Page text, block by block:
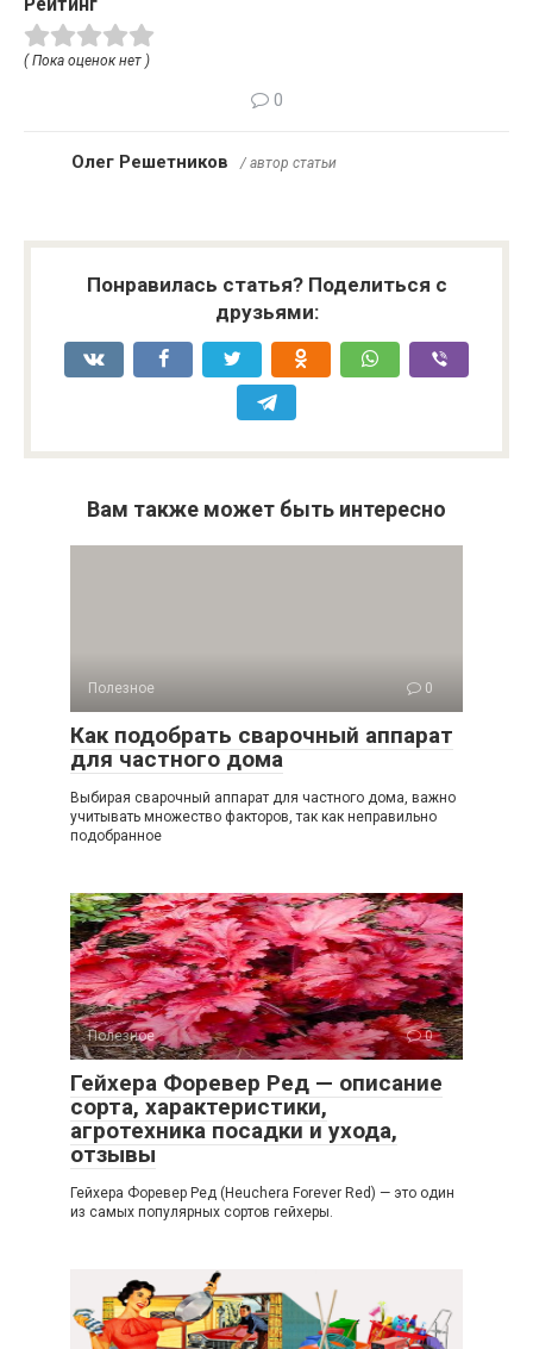
( Пока оценок нет )
0
Олег Решетников / автор статьи
Понравилась статья? Поделиться с
друзьями:
Вам также может быть интересно
Полезное 0
Как подобрать сварочный аппарат
для частного дома
Выбирая сварочный аппарат для частного дома, важно
учитывать множество факторов, так как неправильно
подобранное
Полезное 0
Гейхера Форевер Ред — описание
сорта, характеристики,
агротехника посадки и ухода,
отзывы
Гейхера Форевер Ред (Heuchera Forever Red) — это один
из самых популярных сортов гейхеры.